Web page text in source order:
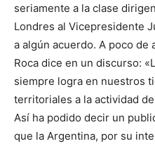
seriamente a la clase
Londres al Vicepresidente
a algún acuerdo. A poco de
Roca dice en un discurso:
siempre logra en nuestros
territoriales a la actividad
Así ha podido decir un
que la Argentina, por su